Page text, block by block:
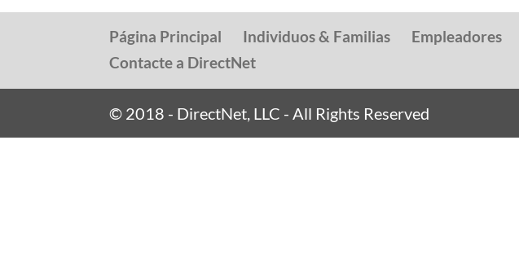
Página Principal Individuos & Familias Empleadores
Contacte a DirectNet
© 2018 - DirectNet, LLC - All Rights Reserved